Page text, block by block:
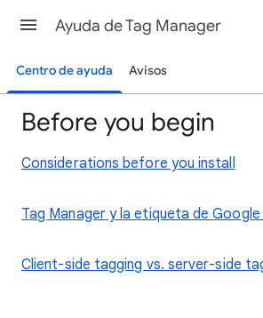
Ayuda de Tag Manager
Centro de ayuda Avisos
Before you begin
Considerations before you install
Tag Manager y la etiqueta de
Client-side tagging vs. server-side